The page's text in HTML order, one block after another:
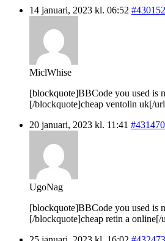
14 januari, 2023 kl. 06:52 #430152
MiclWhise
[blockquote]BBCode you used is
[/blockquote]cheap ventolin uk[/
20 januari, 2023 kl. 11:41 #431470
UgoNag
[blockquote]BBCode you used is
[/blockquote]cheap retin a online[/